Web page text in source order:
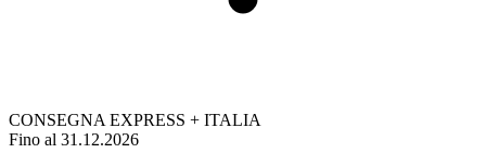
CONSEGNA EXPRESS + ITALIA
Fino al 31.12.2026